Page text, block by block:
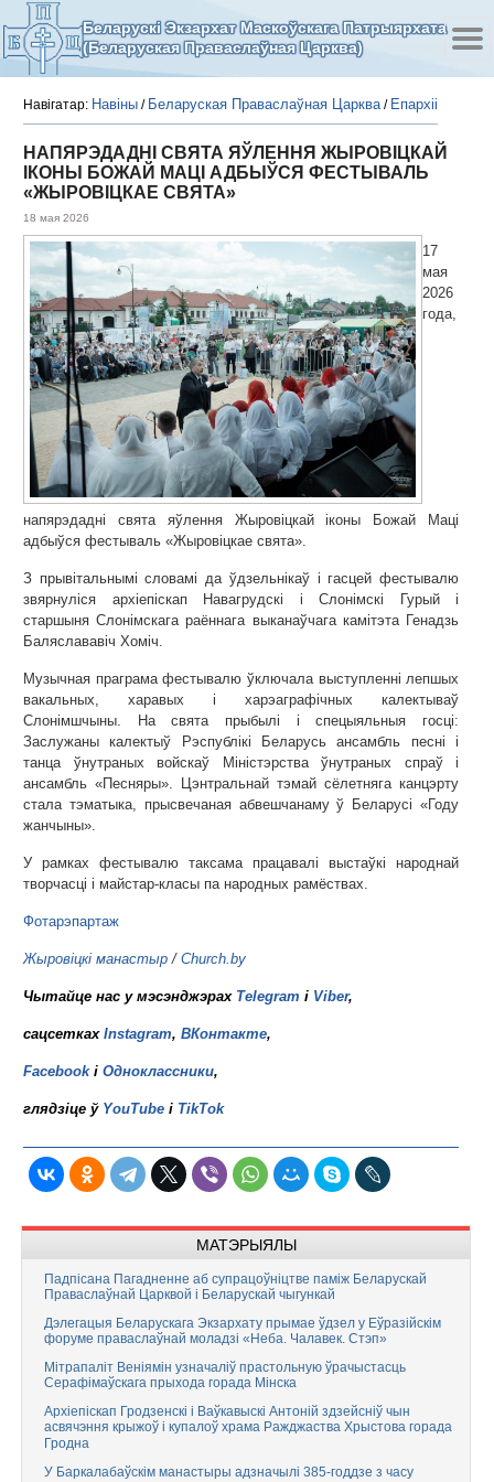
Беларускі Экзархат Маскоўскага Патрыярхата
(Беларуская Праваслаўная Царква)
Навігатар: Навіны / Беларуская Праваслаўная Царква/ Епархіі
НАПЯРЭДАДНІ СВЯТА ЯЎЛЕННЯ ЖЫРОВІЦКАЙ
ІКОНЫ БОЖАЙ МАЦІ АДБЫЎСЯ ФЕСТЫВАЛЬ
«ЖЫРОВІЦКАЕ СВЯТА»
18 мая 2026
17
мая
2026
года,
напярэдадні свята яўлення Жыровіцкай іконы Божай Маці
адбыўся фестываль «Жыровіцкае свята».
З прывітальнымі словамі да ўдзельнікаў і гасцей фестывалю
звярнуліся архіепіскап Навагрудскі і Слонімскі Гурый і
старшыня Слонімскага раённага выканаўчага камітэта Генадзь
Баляслававіч Хоміч.
Музычная праграма фестывалю ўключала выступленні лепшых
вакальных, харавых і харэаграфічных калектываў
Слонімшчыны. На свята прыбылі і спецыяльныя госці:
Заслужаны калектыў Рэспублікі Беларусь ансамбль песні і
танца ўнутраных войскаў Міністэрства ўнутраных спраў і
ансамбль «Песняры». Цэнтральнай тэмай сёлетняга канцэрту
стала тэматыка, прысвечаная абвешчанаму ў Беларусі «Году
жанчыны».
У рамках фестывалю таксама працавалі выстаўкі народнай
творчасці і майстар-класы па народных рамёствах.
Фотарэпартаж
Жыровіцкі манастыр / Church.by
Чытайце нас у мэсэнджэрах Telegram і Viber,
сацсетках Instagram, ВКонтакте,
Facebookі Одноклассники,
глядзіце ў YouTube і TikTok
МАТЭРЫЯЛЫ
Падпісана Пагадненне аб супрацоўніцтве паміж Беларускай
Праваслаўнай Царквой і Беларускай чыгункай
Дэлегацыя Беларускага Экзархату прымае ўдзел у Еўразійскім
форуме праваслаўнай моладзі «Неба. Чалавек. Стэп»
Мітрапаліт Веніямін узначаліў прастольную ўрачыстасць
Серафімаўскага прыхода горада Мінска
Архіепіскап Гродзенскі і Ваўкавыскі Антоній здзейсніў чын
асвячэння крыжоў і купалоў храма Ражджаства Хрыстова горада
Гродна
У Баркалабаўскім манастыры адзначылі 385-годдзе з часу